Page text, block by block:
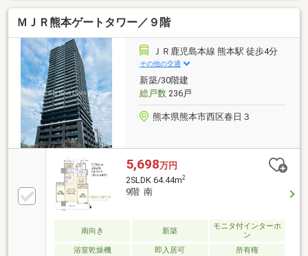
ＭＪＲ熊本ゲートタワー／９階
ＪＲ鹿児島本線 熊本駅 徒歩4分
その他の交通
新築/30階建
総戸数236戸
熊本県熊本市西区春日３
5,698万円
2SLDK 64.44m2
9階 南
南向き 新築
モニタ付インターホ
ン
浴室乾燥機
即入居可 所有権